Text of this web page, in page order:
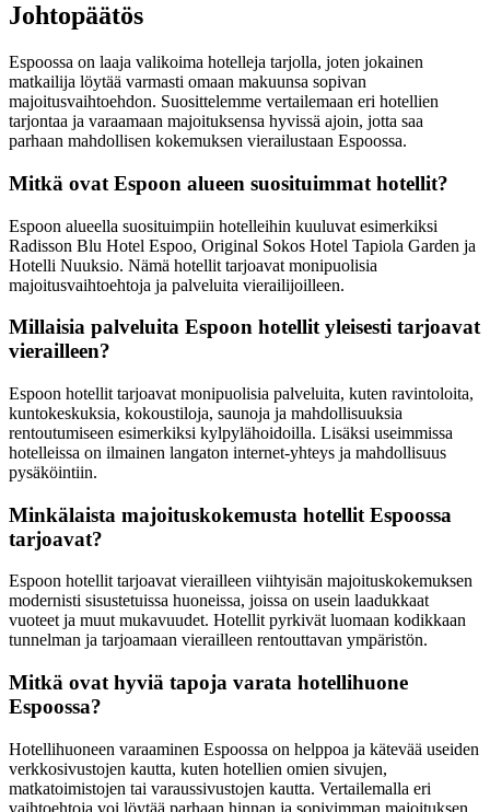
Johtopäätös
Espoossa on laaja valikoima hotelleja tarjolla, joten jokainen
matkailija löytää varmasti omaan makuunsa sopivan
majoitusvaihtoehdon. Suosittelemme vertailemaan eri hotellien
tarjontaa ja varaamaan majoituksensa hyvissä ajoin, jotta saa
parhaan mahdollisen kokemuksen vierailustaan Espoossa.
Mitkä ovat Espoon alueen suosituimmat hotellit?
Espoon alueella suosituimpiin hotelleihin kuuluvat esimerkiksi
Radisson Blu Hotel Espoo, Original Sokos Hotel Tapiola Garden ja
Hotelli Nuuksio. Nämä hotellit tarjoavat monipuolisia
majoitusvaihtoehtoja ja palveluita vierailijoilleen.
Millaisia palveluita Espoon hotellit yleisesti tarjoavat
vierailleen?
Espoon hotellit tarjoavat monipuolisia palveluita, kuten ravintoloita,
kuntokeskuksia, kokoustiloja, saunoja ja mahdollisuuksia
rentoutumiseen esimerkiksi kylpylähoidoilla. Lisäksi useimmissa
hotelleissa on ilmainen langaton internet-yhteys ja mahdollisuus
pysäköintiin.
Minkälaista majoituskokemusta hotellit Espoossa
tarjoavat?
Espoon hotellit tarjoavat vierailleen viihtyisän majoituskokemuksen
modernisti sisustetuissa huoneissa, joissa on usein laadukkaat
vuoteet ja muut mukavuudet. Hotellit pyrkivät luomaan kodikkaan
tunnelman ja tarjoamaan vierailleen rentouttavan ympäristön.
Mitkä ovat hyviä tapoja varata hotellihuone
Espoossa?
Hotellihuoneen varaaminen Espoossa on helppoa ja kätevää useiden
verkkosivustojen kautta, kuten hotellien omien sivujen,
matkatoimistojen tai varaussivustojen kautta. Vertailemalla eri
vaihtoehtoja voi löytää parhaan hinnan ja sopivimman majoituksen